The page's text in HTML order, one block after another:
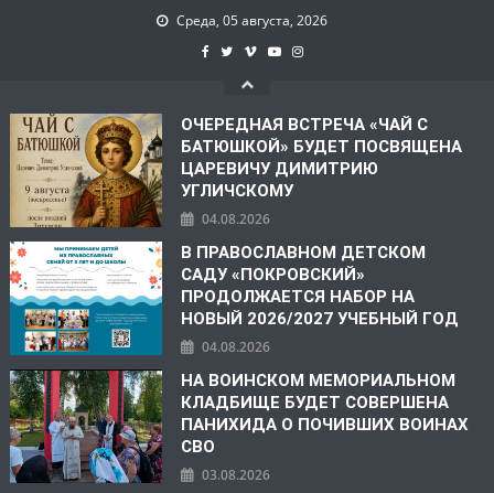
Среда, 05 августа, 2026
ОЧЕРЕДНАЯ ВСТРЕЧА «ЧАЙ С
БАТЮШКОЙ» БУДЕТ ПОСВЯЩЕНА
ЦАРЕВИЧУ ДИМИТРИЮ
УГЛИЧСКОМУ
04.08.2026
В ПРАВОСЛАВНОМ ДЕТСКОМ
САДУ «ПОКРОВСКИЙ»
ПРОДОЛЖАЕТСЯ НАБОР НА
НОВЫЙ 2026/2027 УЧЕБНЫЙ ГОД
04.08.2026
НА ВОИНСКОМ МЕМОРИАЛЬНОМ
КЛАДБИЩЕ БУДЕТ СОВЕРШЕНА
ПАНИХИДА О ПОЧИВШИХ ВОИНАХ
СВО
03.08.2026